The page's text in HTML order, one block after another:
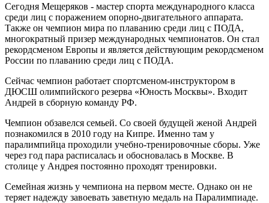
Сегодня Мещеряков - мастер спорта международного класса
среди лиц с поражением опорно-двигательного аппарата.
Также он чемпион мира по плаванию среди лиц с ПОДА,
многократный призер международных чемпионатов. Он стал
рекордсменом Европы и является действующим рекордсменом
России по плаванию среди лиц с ПОДА.
Сейчас чемпион работает спортсменом-инструктором в
ДЮСШ олимпийского резерва «Юность Москвы». Входит
Андрей в сборную команду РФ.
Чемпион обзавелся семьей. Со своей будущей женой Андрей
познакомился в 2010 году на Кипре. Именно там у
паралимпийца проходили учебно-тренировочные сборы. Уже
через год пара расписалась и обосновалась в Москве. В
столице у Андрея постоянно проходят тренировки.
Семейная жизнь у чемпиона на первом месте. Однако он не
теряет надежду завоевать заветную медаль на Паралимпиаде.